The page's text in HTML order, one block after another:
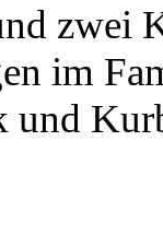
zwei
im
und